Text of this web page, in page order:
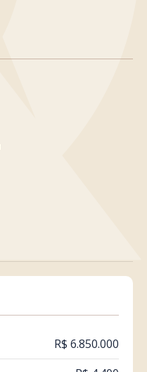
R$ 6.850.000